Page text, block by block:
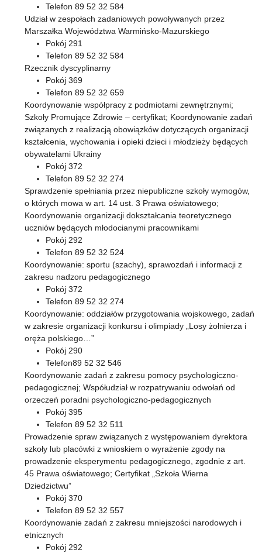
Telefon 89 52 32 584
Udział w zespołach zadaniowych powoływanych przez
Marszałka Województwa Warmińsko-Mazurskiego
Pokój 291
Telefon 89 52 32 584
Rzecznik dyscyplinarny
Pokój 369
Telefon 89 52 32 659
Koordynowanie współpracy z podmiotami zewnętrznymi;
Szkoły Promujące Zdrowie – certyfikat; Koordynowanie zadań
związanych z realizacją obowiązków dotyczących organizacji
kształcenia, wychowania i opieki dzieci i młodzieży będących
obywatelami Ukrainy
Pokój 372
Telefon 89 52 32 274
Sprawdzenie spełniania przez niepubliczne szkoły wymogów,
o których mowa w art. 14 ust. 3 Prawa oświatowego;
Koordynowanie organizacji dokształcania teoretycznego
uczniów będących młodocianymi pracownikami
Pokój 292
Telefon 89 52 32 524
Koordynowanie: sportu (szachy), sprawozdań i informacji z
zakresu nadzoru pedagogicznego
Pokój 372
Telefon 89 52 32 274
Koordynowanie: oddziałów przygotowania wojskowego, zadań
w zakresie organizacji konkursu i olimpiady „Losy żołnierza i
oręża polskiego…”
Pokój 290
Telefon89 52 32 546
Koordynowanie zadań z zakresu pomocy psychologiczno-
pedagogicznej; Współudział w rozpatrywaniu odwołań od
orzeczeń poradni psychologiczno-pedagogicznych
Pokój 395
Telefon 89 52 32 511
Prowadzenie spraw związanych z występowaniem dyrektora
szkoły lub placówki z wnioskiem o wyrażenie zgody na
prowadzenie eksperymentu pedagogicznego, zgodnie z art.
45 Prawa oświatowego; Certyfikat „Szkoła Wierna
Dziedzictwu”
Pokój 370
Telefon 89 52 32 557
Koordynowanie zadań z zakresu mniejszości narodowych i
etnicznych
Pokój 292